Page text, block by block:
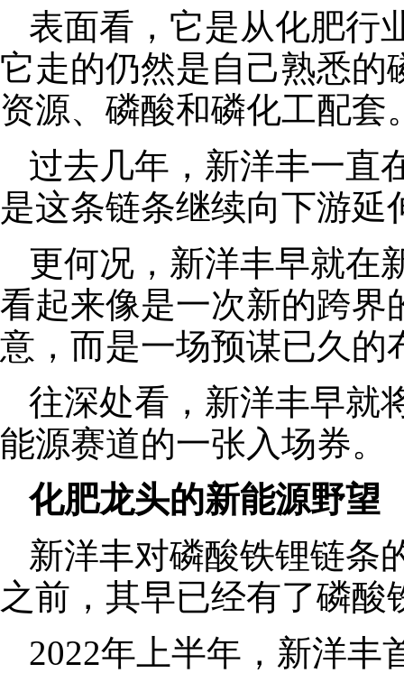
表面看，它是从化肥行
它走的仍然是自己熟悉的
资源、磷酸和磷化工配套
过去几年，新洋丰一直
是这条链条继续向下游
更何况，新洋丰早就在
看起来像是一次新的跨界
意，而是一场预谋已久的
往深处看，新洋丰早就
能源赛道的一张入场券。
化肥龙头的新能源野望
新洋丰对磷酸铁锂链条
之前，其早已经有了磷酸
2022年上半年，新洋丰